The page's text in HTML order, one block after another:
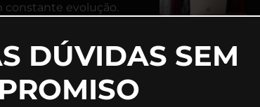
constante evolução.
DÚVIDAS SEM